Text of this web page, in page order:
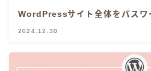
WordPressサイト全体をパスワ
2024.12.30